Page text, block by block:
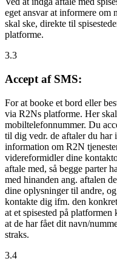
eget ansvar at informere om
skal ske, direkte til
platforme.
3.3
Accept af SMS:
For at booke et bord eller
via R2Ns platforme. Her
mobiltelefonnummer. Du
til dig vedr. de aftaler du har
information om R2N
videreformidler dine
aftale med, så begge parter
med hinanden ang. aftalen
dine oplysninger til andre,
kontakte dig ifm. den
at et spisested på
at de har fået dit navn/
straks.
3.4